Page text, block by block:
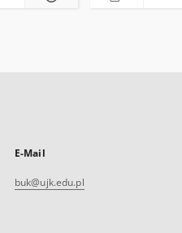
E-Mail
buk@ujk.edu.pl